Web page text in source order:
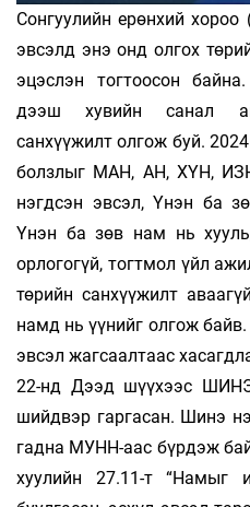
Сонгуулийн ерөнхий
эвсэлд энэ онд олгох
эцэслэн тогтоосон
дээш хувийн санал
санхүүжилт олгож буй.
болзлыг МАН, АН, ХҮН,
нэгдсэн эвсэл, Үнэн ба
Үнэн ба зөв нам нь
орлогогүй, тогтмол үйл
төрийн санхүүжилт
намд нь үүнийг олгож
эвсэл жагсаалтаас
22-нд Дээд шүүхээс
шийдвэр гаргасан. Шинэ
гадна МУНН-аас бүрдэж
хуулийн 27.11-т “Намыг